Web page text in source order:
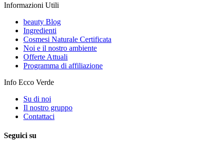
Informazioni Utili
beauty Blog
Ingredienti
Cosmesi Naturale Certificata
Noi e il nostro ambiente
Offerte Attuali
Programma di affiliazione
Info Ecco Verde
Su di noi
Il nostro gruppo
Contattaci
Seguici su